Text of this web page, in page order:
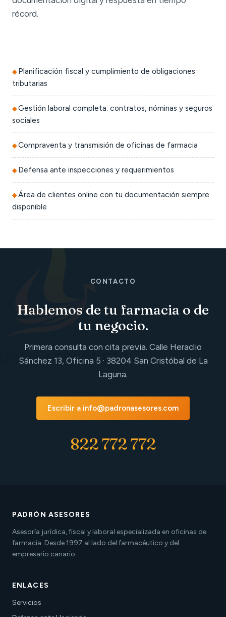
récord.
Planificación fiscal y cumplimiento de obligaciones
tributarias
Gestión laboral completa: contratos, nóminas y seguros
sociales
Compraventa y transmisión de oficinas de farmacia
Defensa ante inspecciones y requerimientos
Área de clientes online con tu documentación siempre
disponible
CONTACTO
Hablemos de tu farmacia o de
tu negocio.
Primera consulta con cita previa. Calle Heraclio
Sánchez 13, Oficina 5 · 38204 San Cristóbal de La
Laguna.
Escribir a info@padronasesores.com
822 772 772
PADRÓN ASESORES
Asesoría jurídica, fiscal y laboral especializada en oficinas de
farmacia. Desde 1997 al lado del farmacéutico y del
empresario canario.
ENLACES
Servicios